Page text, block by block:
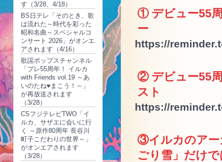
す（3/28、4/18）
BS日テレ「そのとき、歌
は流れた～時代を彩った
昭和名曲～スペシャルコ
ンサート 2026」がオンエ
アされます（4/16）
歌謡ポップスチャンネル
「プレ55周年！ イルカ
with Friends vol.19 ～あ
いのたね♥まこう！～」
が再放送されます
（3/28）
CSフジテレビTWO「イ
ルカ、サザエに会いに行
く ～原作80周年 長谷川
町子こだわりの世界～」
がオンエアされます
（3/28）
① デビュー55
ー
https://
② デビュー55
スト
https://
③イルカのアー
ごり雪」だけ